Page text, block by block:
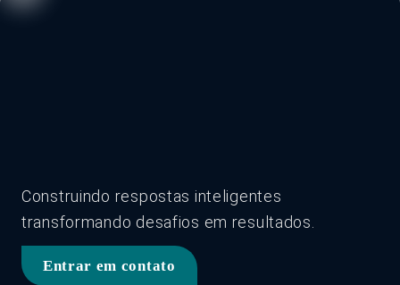
Construindo respostas inteligentes
transformando desafios em resultados.
Entrar em contato